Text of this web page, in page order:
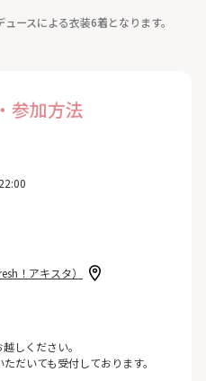
ースによる衣装6着となります。
参加方法
！アキスタ）
しください。
だいても受付しております。